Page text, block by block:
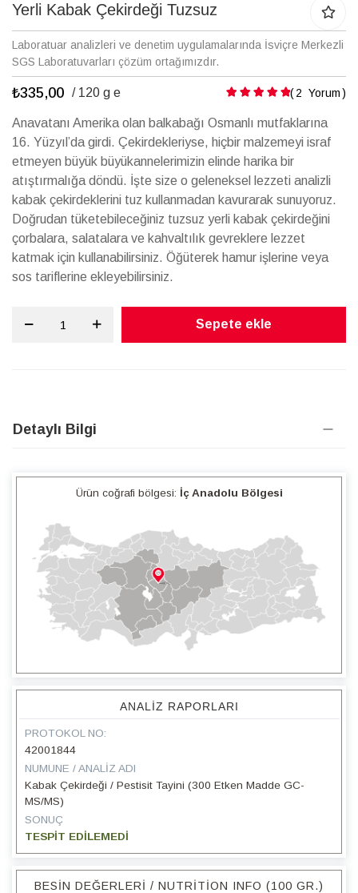
galerisinin
atla
Yerli Kabak Çekirdeği Tuzsuz
Laboratuar analizleri ve denetim uygulamalarında İsviçre Merkezli
SGS Laboratuvarları çözüm ortağımızdır.
₺335,00 / 120 g e Puanlama: 2 Yorum
Anavatanı Amerika olan balkabağı Osmanlı mutfaklarına
16. Yüzyıl’da girdi. Çekirdekleriyse, hiçbir malzemeyi israf
etmeyen büyük büyükannelerimizin elinde harika bir
atıştırmalığa döndü. İşte size o geleneksel lezzeti analizli
kabak çekirdeklerini tuz kullanmadan kavurarak sunuyoruz.
Doğrudan tüketebileceğiniz tuzsuz yerli kabak çekirdeğini
çorbalara, salatalara ve kahvaltılık gevreklere lezzet
katmak için kullanabilirsiniz. Öğüterek hamur işlerine veya
sos tariflerine ekleyebilirsiniz.
Sepete ekle
Detaylı Bilgi
Ürün coğrafi bölgesi: İç Anadolu Bölgesi
ANALIZ RAPORLARI
PROTOKOL NO:
42001844
NUMUNE / ANALIZ ADI
Kabak Çekirdeği / Pestisit Tayini (300 Etken Madde GC-
MS/MS)
SONUÇ
TESPİT EDİLEMEDİ
BESIN DEĞERLERI / NUTRITION INFO (100 GR.)